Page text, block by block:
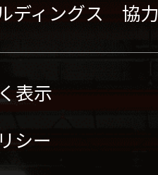
ディングス 協
表示
シー